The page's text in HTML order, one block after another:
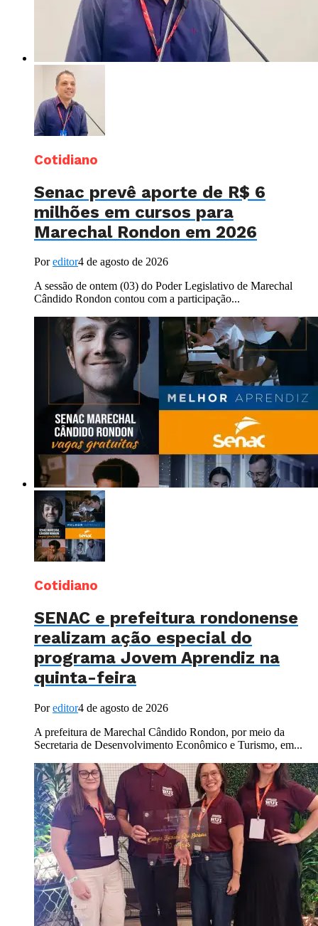
Cotidiano
Senac prevê aporte de R$ 6
milhões em cursos para
Marechal Rondon em 2026
Poreditor4 de agosto de 2026
A sessão de ontem (03) do Poder Legislativo de Marechal
Cândido Rondon contou com a participação...
Cotidiano
SENAC e prefeitura rondonense
realizam ação especial do
programa Jovem Aprendiz na
quinta-feira
Poreditor4 de agosto de 2026
A prefeitura de Marechal Cândido Rondon, por meio da
Secretaria de Desenvolvimento Econômico e Turismo, em...